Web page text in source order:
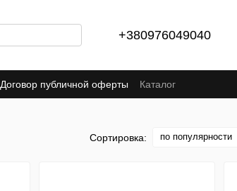
+380976049040
Договор публичной оферты Каталог
Сортировка: по популярности